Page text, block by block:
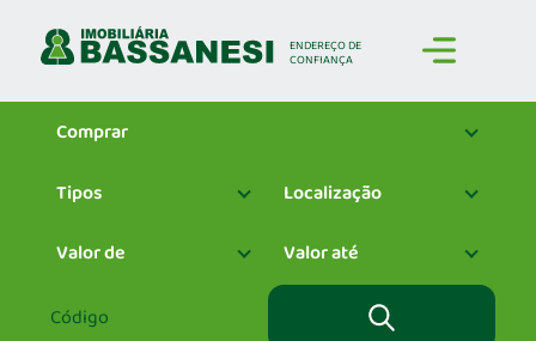
ENDEREÇODE
CONFIANÇA
Comprar
Tipos Localização
Valor de Valor até